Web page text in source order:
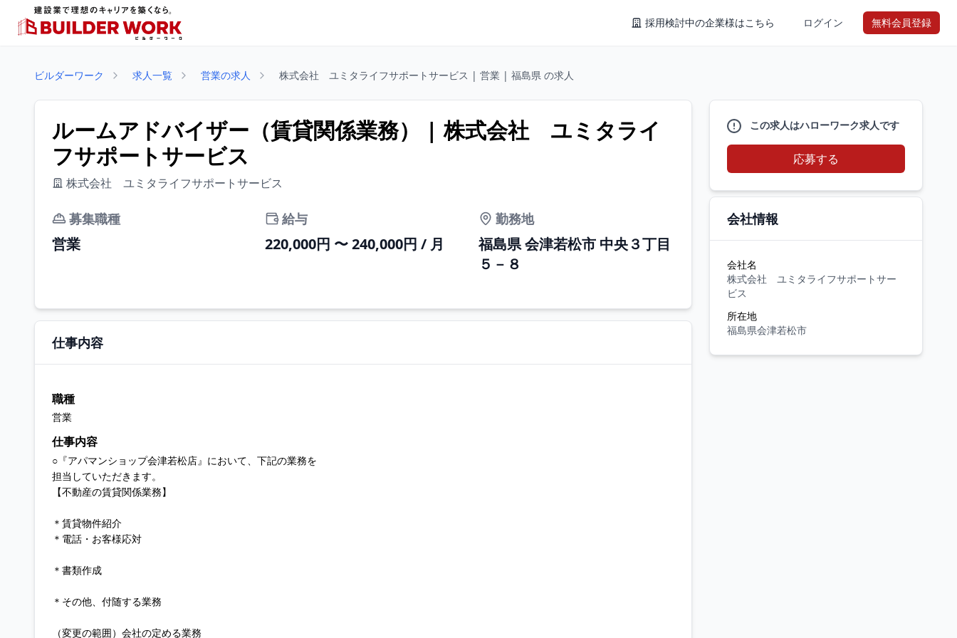
採用検討中の企業様はこちら ログイン 無料会員登録
ビルダーワーク 求人一覧 営業の求人 株式会社 ユミタライフサポートサービス | 営業 | 福島県 の求人
ルームアドバイザー（賃貸関係業務） | 株式会社 ユミタライ
フサポートサービス
株式会社 ユミタライフサポートサービス
募集職種
営業
給与
220,000円 〜 240,000円 / 月
勤務地
福島県 会津若松市 中央３丁目
５－８
仕事内容
職種
営業
仕事内容
○『アパマンショップ会津若松店』において、下記の業務を
担当していただきます。
【不動産の賃貸関係業務】
＊賃貸物件紹介
＊電話・お客様応対
＊書類作成
＊その他、付随する業務
（変更の範囲）会社の定める業務
この求人はハローワーク求人です
応募する
会社情報
会社名
株式会社 ユミタライフサポートサー
ビス
所在地
福島県会津若松市